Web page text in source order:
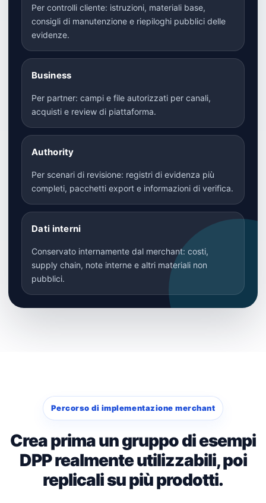
Per controlli cliente: istruzioni, materiali base,
consigli di manutenzione e riepiloghi pubblici delle
evidenze.
Business
Per partner: campi e file autorizzati per canali,
acquisti e review di piattaforma.
Authority
Per scenari di revisione: registri di evidenza più
completi, pacchetti export e informazioni di verifica.
Dati interni
Conservato internamente dal merchant: costi,
supply chain, note interne e altri materiali non
pubblici.
Percorso di implementazione merchant
Crea prima un gruppo di esempi
DPP realmente utilizzabili, poi
replicali su più prodotti.